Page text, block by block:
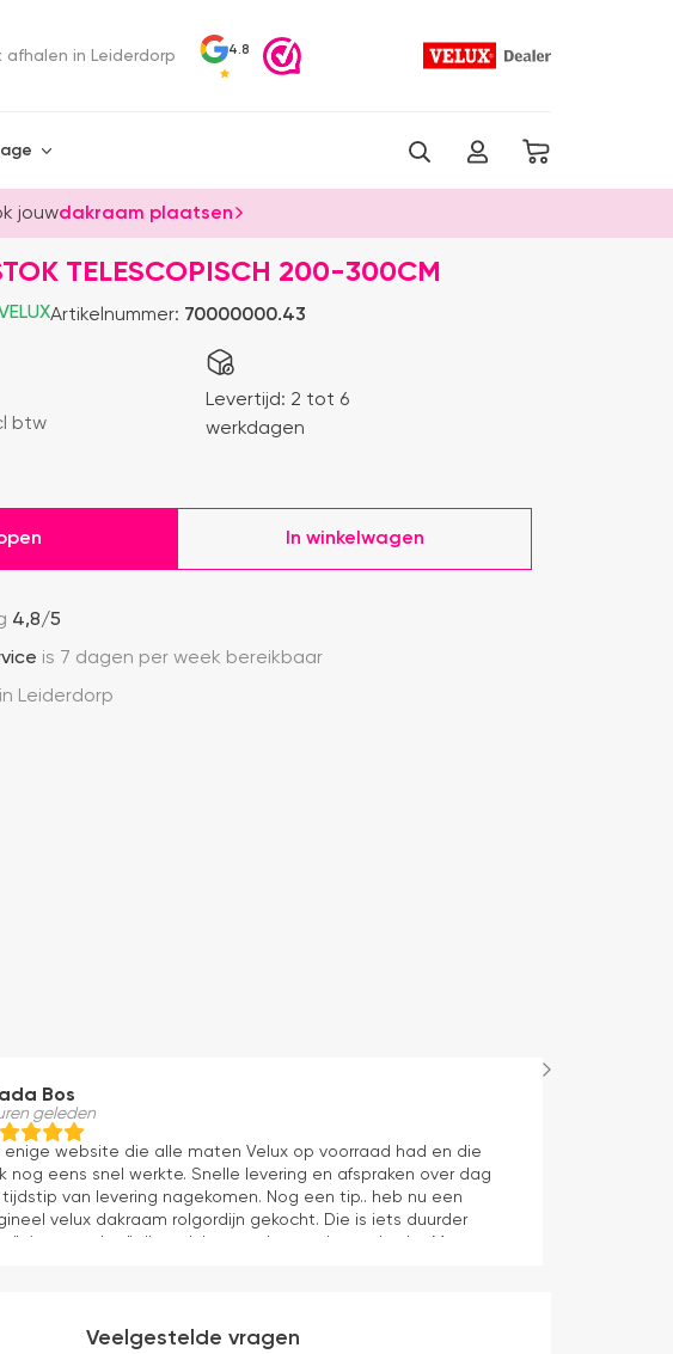
afhalen in Leiderdorp 4.8
jouwdakraam plaatsen
TELESCOPISCH 200-300CM
Artikelnummer: 70000000.43
btw
Levertijd: 2 tot 6
werkdagen
In winkelwagen
4,8/5
is 7 dagen per week bereikbaar
Leiderdorp
Bos
geleden
enige website die alle maten Velux op voorraad had en die
nog eens snel werkte. Snelle levering en afspraken over dag
tijdstip van levering nagekomen. Nog een tip.. heb nu een
velux dakraam rolgordijn gekocht. Die is iets duurder
Veelgestelde vragen